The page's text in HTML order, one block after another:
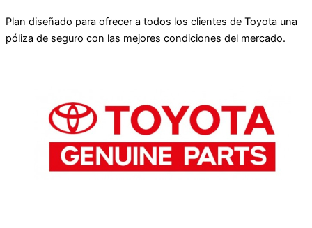
Plan diseñado para ofrecer a todos los clientes de Toyota una
póliza de seguro con las mejores condiciones del mercado.